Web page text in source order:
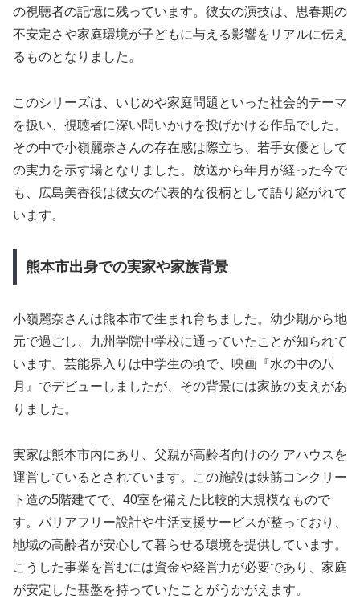
の視聴者の記憶に残っています。彼女の演技は、思春期の
不安定さや家庭環境が子どもに与える影響をリアルに伝え
るものとなりました。
このシリーズは、いじめや家庭問題といった社会的テーマ
を扱い、視聴者に深い問いかけを投げかける作品でした。
その中で小嶺麗奈さんの存在感は際立ち、若手女優として
の実力を示す場となりました。放送から年月が経った今で
も、広島美香役は彼女の代表的な役柄として語り継がれて
います。
熊本市出身での実家や家族背景
小嶺麗奈さんは熊本市で生まれ育ちました。幼少期から地
元で過ごし、九州学院中学校に通っていたことが知られて
います。芸能界入りは中学生の頃で、映画『水の中の八
月』でデビューしましたが、その背景には家族の支えがあ
りました。
実家は熊本市内にあり、父親が高齢者向けのケアハウスを
運営しているとされています。この施設は鉄筋コンクリー
ト造の5階建てで、40室を備えた比較的大規模なもので
す。バリアフリー設計や生活支援サービスが整っており、
地域の高齢者が安心して暮らせる環境を提供しています。
こうした事業を営むには資金や経営力が必要であり、家庭
が安定した基盤を持っていたことがうかがえます。